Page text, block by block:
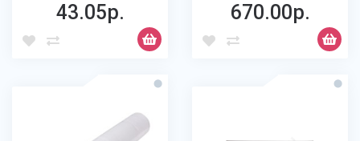
43.05р. 670.00р.